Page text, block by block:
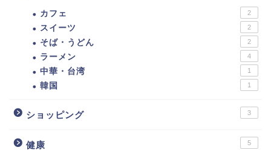
カフェ 2
スイーツ 2
そば・うどん 2
ラーメン 4
中華・台湾 1
韓国 1
ショッピング 3
健康 5